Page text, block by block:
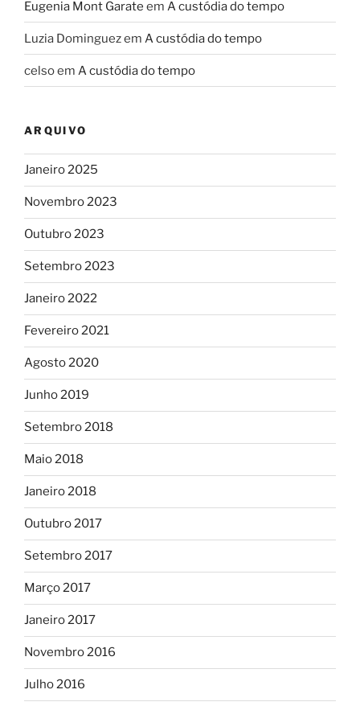
Eugenia Mont Garate em A custódia do tempo
Luzia Dominguezem A custódia do tempo
celsoem A custódia do tempo
ARQUIVO
Janeiro 2025
Novembro 2023
Outubro 2023
Setembro 2023
Janeiro 2022
Fevereiro 2021
Agosto 2020
Junho 2019
Setembro 2018
Maio 2018
Janeiro 2018
Outubro 2017
Setembro 2017
Março 2017
Janeiro 2017
Novembro 2016
Julho 2016